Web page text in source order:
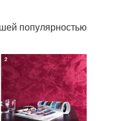
популярностью